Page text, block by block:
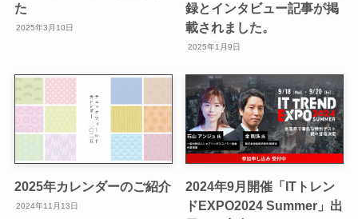
た
2025年3月10日
録とインタビュー記事が掲
載されました。
2025年1月9日
2025年カレンダーのご紹介
2024年11月13日
2024年9月開催「ITトレン
ドEXPO2024 Summer」出